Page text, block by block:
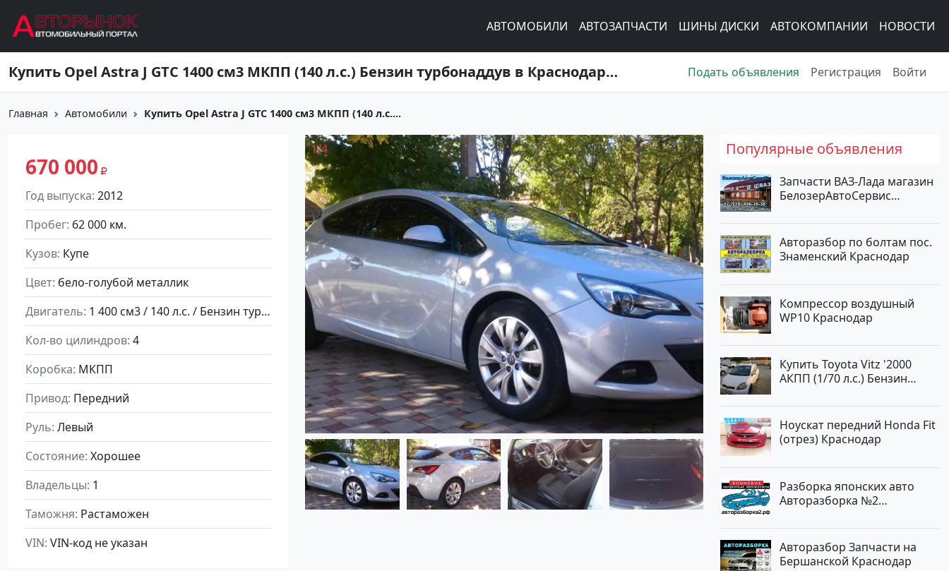
АВТОМОБИЛИ АВТОЗАПЧАСТИ ШИНЫ ДИСКИ АВТОКОМПАНИИ НОВОСТИ
Купить Opel Astra J GTC 1400 см3 МКПП (140 л.с.) Бензин турбонаддув в Краснодар: цвет бело-голубой металлик Купе 2012 года по цене 670000 рублей, объявление №3477 на сайте Авторынок23 Подать объявления Регистрация Войти
Главная Автомобили Купить Opel Astra J GTC 1400 см3 МКПП (140 л.с....
670 000
Год выпуска 2012
Пробег 62 000 км.
Кузов Купе
Цвет бело-голубой металлик
Двигатель
1 400 см3 / 140 л.с. / Бензин турбонаддув
Кол-во цилиндров 4
Коробка МКПП
Привод Передний
Руль Левый
Состояние Хорошее
Владельцы 1
Таможня Растаможен
VIN VIN-код не указан
1/4 Популярные объявления
Запчасти ВАЗ-Лада магазин
БелозерАвтоСервис
Авторазбор по болтам пос.
Знаменский Краснодар
Компрессор воздушный
WP10 Краснодар
Купить Toyota Vitz '2000
АКПП (1/70 л.с.) Бензин
Белый Хетчбэк по цене
194000 рублей, объявление
№15521 на сайте
Авторынок23
Ноускат передний Honda Fit
(отрез) Краснодар
Разборка японских авто
Авторазборка №2
Авторазбор Запчасти на
Бершанской Краснодар